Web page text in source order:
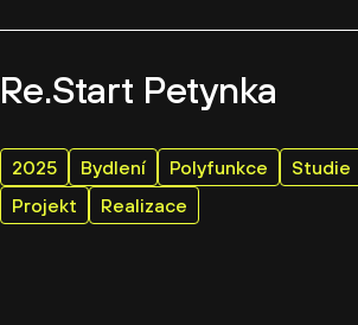
Re.Start Petynka
2025 Bydlení Polyfunkce
Studie
Projekt
Realizace